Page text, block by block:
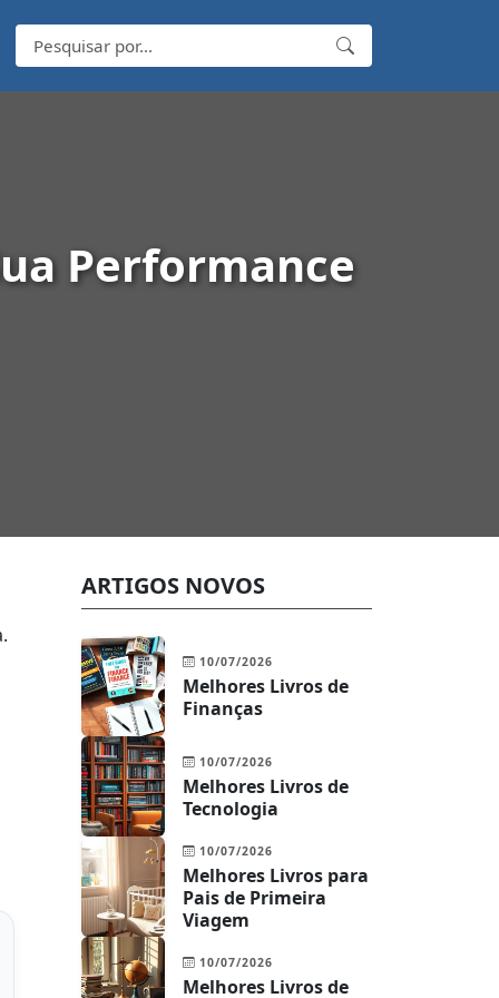
Performance
ARTIGOS NOVOS
10/07/2026
Melhores Livros de
Finanças
10/07/2026
Melhores Livros de
Tecnologia
10/07/2026
Melhores Livros para
Pais de Primeira
Viagem
10/07/2026
Melhores Livros de